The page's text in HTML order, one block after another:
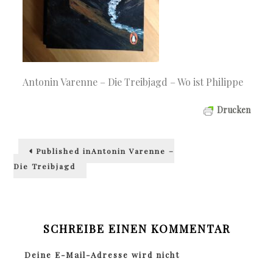
Antonin Varenne – Die Treibjagd – Wo ist Philippe
Drucken
Beitragsnavigation
Published inAntonin Varenne –
Die Treibjagd
SCHREIBE EINEN KOMMENTAR
Deine E-Mail-Adresse wird nicht